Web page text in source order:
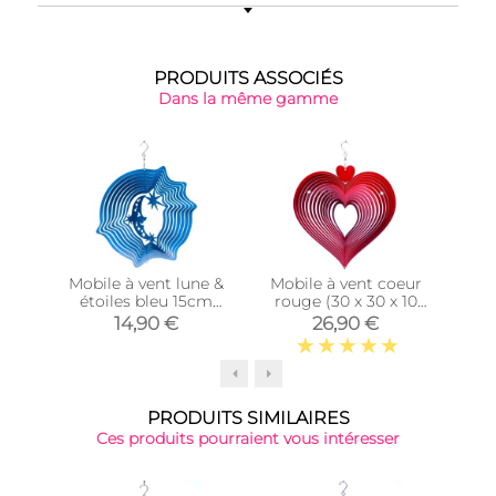
PRODUITS ASSOCIÉS
Dans la même gamme
Mobile à vent lune &
étoiles bleu 15cm
(Petit modèle)
14,90 €
Mobile à vent coeur
rouge (30 x 30 x 10
cm)
26,90 €
PRODUITS SIMILAIRES
Ces produits pourraient vous intéresser